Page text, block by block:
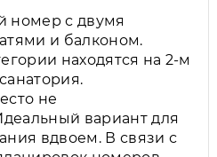
номер с двумя
и балконом.
находятся на 2-м
не
вариант для
вдвоем. В связи с